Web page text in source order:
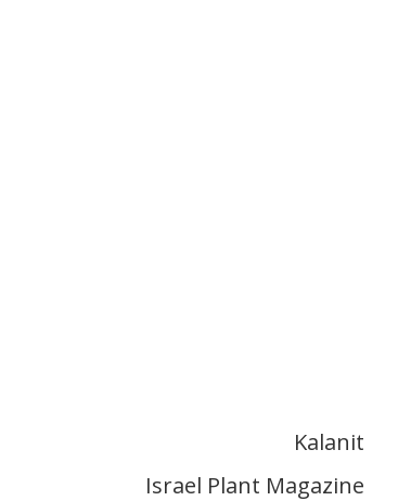
Kalanit
Israel Plant Magazine